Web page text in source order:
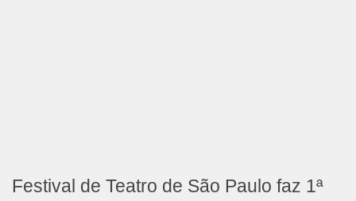
Festival de Teatro de São Paulo faz 1ª